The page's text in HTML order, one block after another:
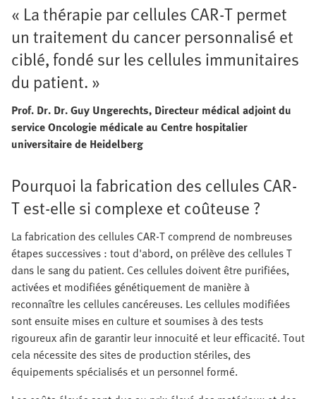
« La thérapie par cellules CAR-T permet
un traitement du cancer personnalisé et
ciblé, fondé sur les cellules immunitaires
du patient. »
Prof. Dr. Dr. Guy Ungerechts, Directeur médical adjoint du
service Oncologie médicale au Centre hospitalier
universitaire de Heidelberg
Pourquoi la fabrication des cellules CAR-
T est-elle si complexe et coûteuse ?
La fabrication des cellules CAR-T comprend de nombreuses
étapes successives : tout d'abord, on prélève des cellules T
dans le sang du patient. Ces cellules doivent être purifiées,
activées et modifiées génétiquement de manière à
reconnaître les cellules cancéreuses. Les cellules modifiées
sont ensuite mises en culture et soumises à des tests
rigoureux afin de garantir leur innocuité et leur efficacité. Tout
cela nécessite des sites de production stériles, des
équipements spécialisés et un personnel formé.